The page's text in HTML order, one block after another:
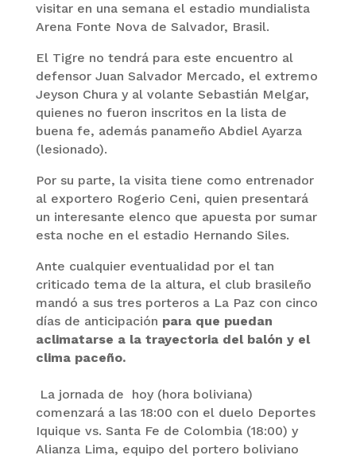
visitar en una semana el estadio mundialista
Arena Fonte Nova de Salvador, Brasil.
El Tigre no tendrá para este encuentro al
defensor Juan Salvador Mercado, el extremo
Jeyson Chura y al volante Sebastián Melgar,
quienes no fueron inscritos en la lista de
buena fe, además panameño Abdiel Ayarza
(lesionado).
Por su parte, la visita tiene como entrenador
al exportero Rogerio Ceni, quien presentará
un interesante elenco que apuesta por sumar
esta noche en el estadio Hernando Siles.
Ante cualquier eventualidad por el tan
criticado tema de la altura, el club brasileño
mandó a sus tres porteros a La Paz con cinco
días de anticipación para que puedan
aclimatarse a la trayectoria del balón y el
clima paceño.
La jornada de hoy (hora boliviana)
comenzará a las 18:00 con el duelo Deportes
Iquique vs. Santa Fe de Colombia (18:00) y
Alianza Lima, equipo del portero boliviano